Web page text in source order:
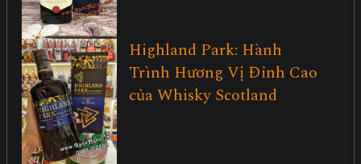
Highland Park: Hành
Trình Hương Vị Đỉnh Cao
của Whisky Scotland